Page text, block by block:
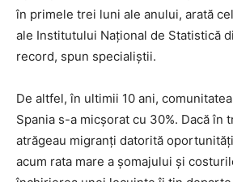
în primele trei luni ale anului, arată
ale Institutului Național de Statistică
record, spun specialiștii.
De altfel, în ultimii 10 ani,
Spania s-a micșorat cu 30%. Dacă în
atrăgeau migranți datorită
acum rata mare a șomajului și